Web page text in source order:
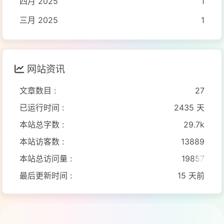
三月 2025
1
网站资讯
文章数目 :
27
已运行时间 :
2435 天
本站总字数 :
29.7k
本站访客数 :
13889
本站总访问量 :
19857
最后更新时间 :
15 天前